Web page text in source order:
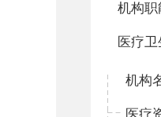
机构职
医疗卫
机构